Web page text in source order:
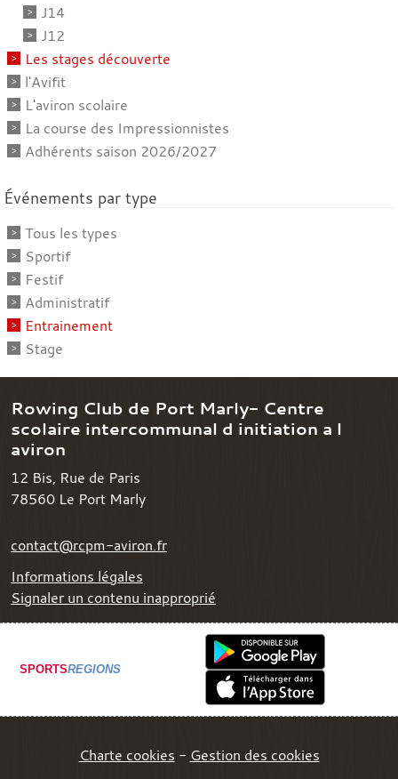
J14
J12
Les stages découverte
l'Avifit
L'aviron scolaire
La course des Impressionnistes
Adhérents saison 2026/2027
Événements par type
Tous les types
Sportif
Festif
Administratif
Entrainement
Stage
Rowing Club de Port Marly- Centre
scolaire intercommunal d initiation a l
aviron
12 Bis, Rue de Paris
78560 Le Port Marly
contact@rcpm-aviron.fr
Informations légales
Signaler un contenu inapproprié
SPORTSREGIONS
Charte cookies Gestion des cookies